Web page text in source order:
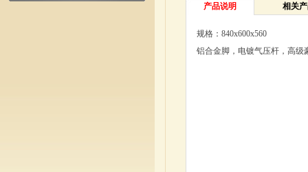
产品说明 相关
规格：840x600x560
铝合金脚，电镀气压杆，高级